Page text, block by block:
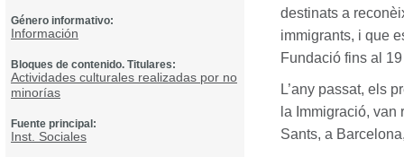
Género informativo:
Información
Bloques de contenido. Titulares:
Actividades culturales realizadas por no
minorías
Fuente principal:
Inst. Sociales
destinats a
immigrants, i que
Fundació fins al
L’any passat, els
la Immigració,
Sants, a